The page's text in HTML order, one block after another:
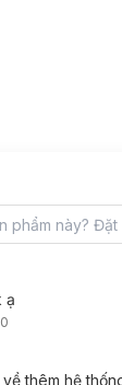
ạ
0
thêm hệ